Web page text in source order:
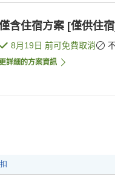
含住宿方案 [僅供住
8月19日 前可免費取消
詳細的方案資訊